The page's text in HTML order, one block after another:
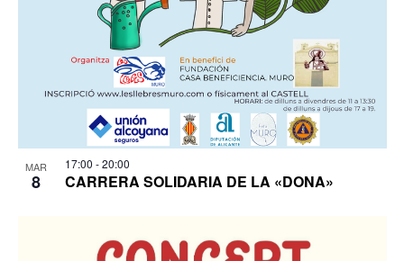
MAR
8 CARRERA SOLIDARIA DE LA «DONA»
17:00 -20:00